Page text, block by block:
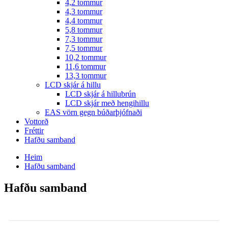
4,2 tommur
4,3 tommur
4,4 tommur
5,8 tommur
7,3 tommur
7,5 tommur
10,2 tommur
11,6 tommur
13,3 tommur
LCD skjár á hillu
LCD skjár á hillubrún
LCD skjár með hengihillu
EAS vörn gegn búðarþjófnaði
Vottorð
Fréttir
Hafðu samband
Heim
Hafðu samband
Hafðu samband